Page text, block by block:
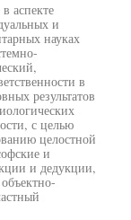
аспекте
и
науках
в
результатов
с целью
целостной
и
и дедукции,